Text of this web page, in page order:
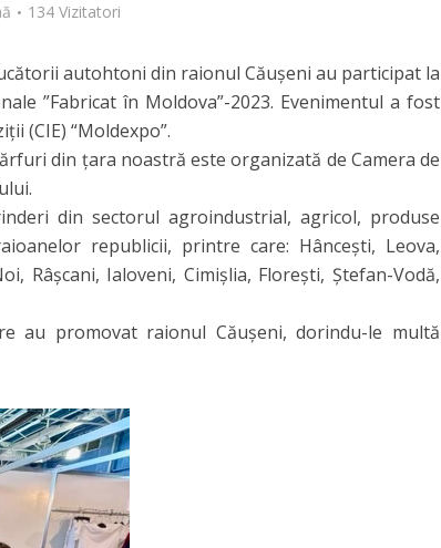
134 Vizitatori
autohtoni din raionul Căușeni au participat la
”Fabricat în Moldova”-2023. Evenimentul a fost
(CIE) “Moldexpo”.
din ţara noastră este organizată de Camera de
din sectorul agroindustrial, agricol, produse
republicii, printre care: Hâncești, Leova,
Râșcani, Ialoveni, Cimișlia, Florești, Ștefan-Vodă,
au promovat raionul Căușeni, dorindu-le multă